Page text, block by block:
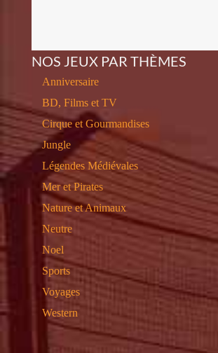
NOS JEUX PAR THÈMES
Anniversaire
BD, Films et TV
Cirque et Gourmandises
Jungle
Légendes Médiévales
Mer et Pirates
Nature et Animaux
Neutre
Noel
Sports
Voyages
Western